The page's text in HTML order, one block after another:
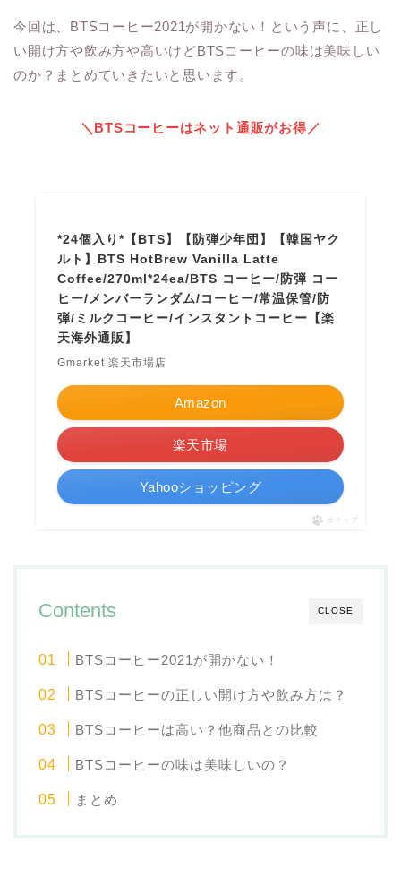
今回は、BTSコーヒー2021が開かない！という声に、正し
い開け方や飲み方や高いけどBTSコーヒーの味は美味しい
のか？まとめていきたいと思います。
＼BTSコーヒーはネット通販がお得／
*24個入り*【BTS】【防弾少年団】【韓国ヤク
ルト】BTS HotBrew Vanilla Latte
Coffee/270ml*24ea/BTS コーヒー/防弾 コー
ヒー/メンバーランダム/コーヒー/常温保管/防
弾/ミルクコーヒー/インスタントコーヒー【楽
天海外通販】
Gmarket 楽天市場店
Amazon
楽天市場
Yahooショッピング
ポチップ
CLOSE
Contents
BTSコーヒー2021が開かない！
BTSコーヒーの正しい開け方や飲み方は？
BTSコーヒーは高い？他商品との比較
BTSコーヒーの味は美味しいの？
まとめ